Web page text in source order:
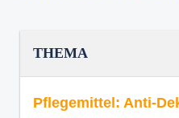
THEMA
Pflegemittel: Anti-